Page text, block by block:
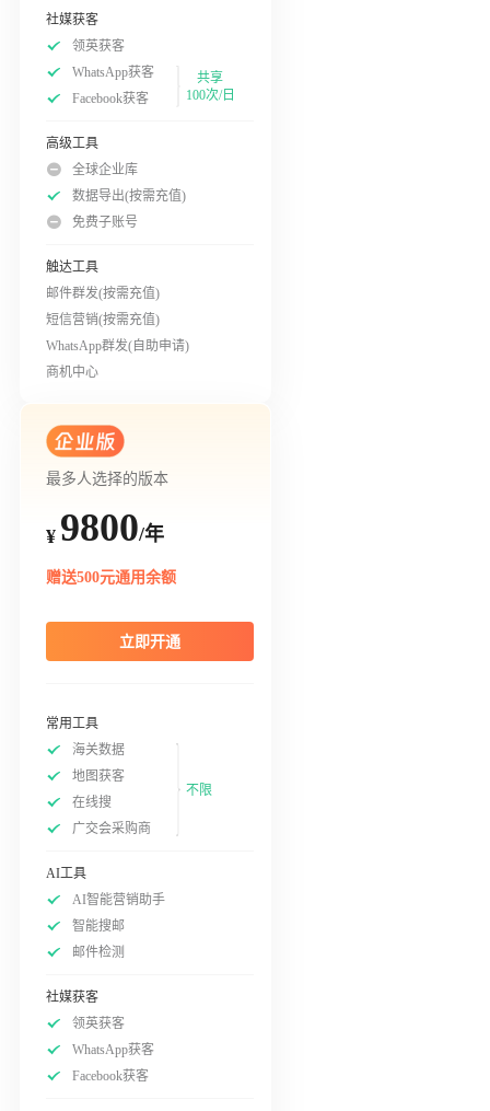
社媒获客
领英获客
WhatsApp获客
Facebook获客
共享
100次/日
高级工具
全球企业库
数据导出(按需充值)
免费子账号
触达工具
邮件群发(按需充值)
短信营销(按需充值)
WhatsApp群发(自助申请)
商机中心
最多人选择的版本
¥ 9800/年
赠送500元通用余额
立即开通
常用工具
海关数据
地图获客
在线搜
广交会采购商
不限
AI工具
AI智能营销助手
智能搜邮
邮件检测
社媒获客
领英获客
WhatsApp获客
Facebook获客